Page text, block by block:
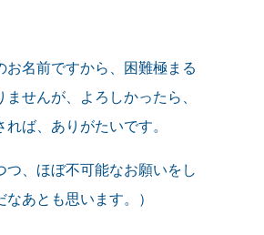
お名前ですから、困難極まる
ませんが、よろしかったら、
れば、ありがたいです。
つ、ほぼ不可能なお願いをし
なあとも思います。）